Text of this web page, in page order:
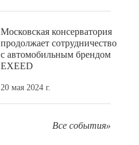
Московская консерватория
продолжает сотрудничество
с автомобильным брендом
EXEED
20 мая 2024 г.
Все события»